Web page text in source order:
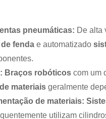
pneumáticas: De alta
fenda e automatizado
Braços robóticos com um
materiais geralmente
de materiais:
utilizam